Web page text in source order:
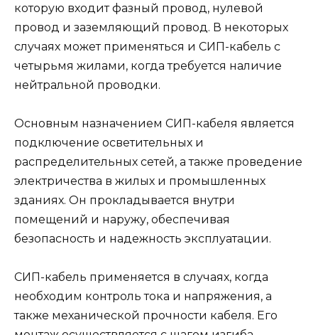
которую входит фазный провод, нулевой
провод и заземляющий провод. В некоторых
случаях может применяться и СИП-кабель с
четырьмя жилами, когда требуется наличие
нейтральной проводки.
Основным назначением СИП-кабеля является
подключение осветительных и
распределительных сетей, а также проведение
электричества в жилых и промышленных
зданиях. Он прокладывается внутри
помещений и наружу, обеспечивая
безопасность и надежность эксплуатации.
СИП-кабель применяется в случаях, когда
необходим контроль тока и напряжения, а
также механической прочности кабеля. Его